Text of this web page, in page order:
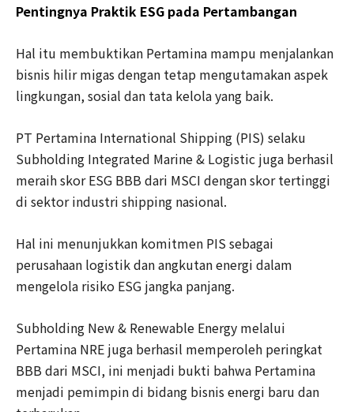
Pentingnya Praktik ESG pada Pertambangan
Hal itu membuktikan Pertamina mampu menjalankan
bisnis hilir migas dengan tetap mengutamakan aspek
lingkungan, sosial dan tata kelola yang baik.
PT Pertamina International Shipping (PIS) selaku
Subholding Integrated Marine & Logistic juga berhasil
meraih skor ESG BBB dari MSCI dengan skor tertinggi
di sektor industri shipping nasional.
Hal ini menunjukkan komitmen PIS sebagai
perusahaan logistik dan angkutan energi dalam
mengelola risiko ESG jangka panjang.
Subholding New & Renewable Energy melalui
Pertamina NRE juga berhasil memperoleh peringkat
BBB dari MSCI, ini menjadi bukti bahwa Pertamina
menjadi pemimpin di bidang bisnis energi baru dan